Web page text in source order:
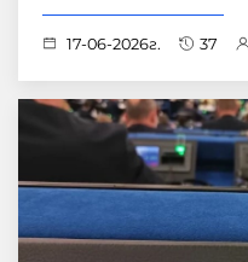
17-06-2026г. 37